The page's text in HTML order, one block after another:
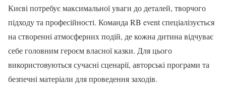
Києві потребує максимальної уваги до деталей, творчого
підходу та професійності. Команда RB event спеціалізується
на створенні атмосферних подій, де кожна дитина відчуває
себе головним героєм власної казки. Для цього
використовуються сучасні сценарії, авторські програми та
безпечні матеріали для проведення заходів.